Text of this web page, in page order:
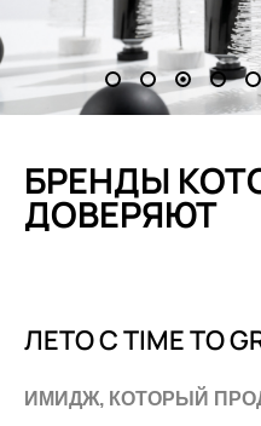
БРЕНДЫ
ДОВЕРЯЮТ
ЛЕТО С TIME TO
ИМИДЖ, КОТОРЫЙ